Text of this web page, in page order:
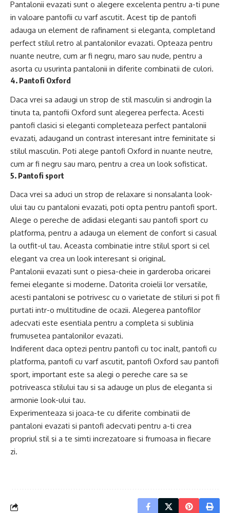
Pantalonii evazati sunt o alegere excelenta pentru a-ti pune
in valoare pantofii cu varf ascutit. Acest tip de pantofi
adauga un element de rafinament si eleganta, completand
perfect stilul retro al pantalonilor evazati. Opteaza pentru
nuante neutre, cum ar fi negru, maro sau nude, pentru a
asorta cu usurinta pantalonii in diferite combinatii de culori.
4. Pantofi Oxford
Daca vrei sa adaugi un strop de stil masculin si androgin la
tinuta ta, pantofii Oxford sunt alegerea perfecta. Acesti
pantofi clasici si eleganti completeaza perfect pantalonii
evazati, adaugand un contrast interesant intre feminitate si
stilul masculin. Poti alege pantofi Oxford in nuante neutre,
cum ar fi negru sau maro, pentru a crea un look sofisticat.
5. Pantofi sport
Daca vrei sa aduci un strop de relaxare si nonsalanta look-
ului tau cu pantaloni evazati, poti opta pentru pantofi sport.
Alege o pereche de adidasi eleganti sau pantofi sport cu
platforma, pentru a adauga un element de confort si casual
la outfit-ul tau. Aceasta combinatie intre stilul sport si cel
elegant va crea un look interesant si original.
Pantalonii evazati sunt o piesa-cheie in garderoba oricarei
femei elegante si moderne. Datorita croielii lor versatile,
acesti pantaloni se potrivesc cu o varietate de stiluri si pot fi
purtati intr-o multitudine de ocazii. Alegerea pantofilor
adecvati este esentiala pentru a completa si sublinia
frumusetea pantalonilor evazati.
Indiferent daca optezi pentru pantofi cu toc inalt, pantofi cu
platforma, pantofi cu varf ascutit, pantofi Oxford sau pantofi
sport, important este sa alegi o pereche care sa se
potriveasca stilului tau si sa adauge un plus de eleganta si
armonie look-ului tau.
Experimenteaza si joaca-te cu diferite combinatii de
pantaloni evazati si pantofi adecvati pentru a-ti crea
propriul stil si a te simti increzatoare si frumoasa in fiecare
zi.